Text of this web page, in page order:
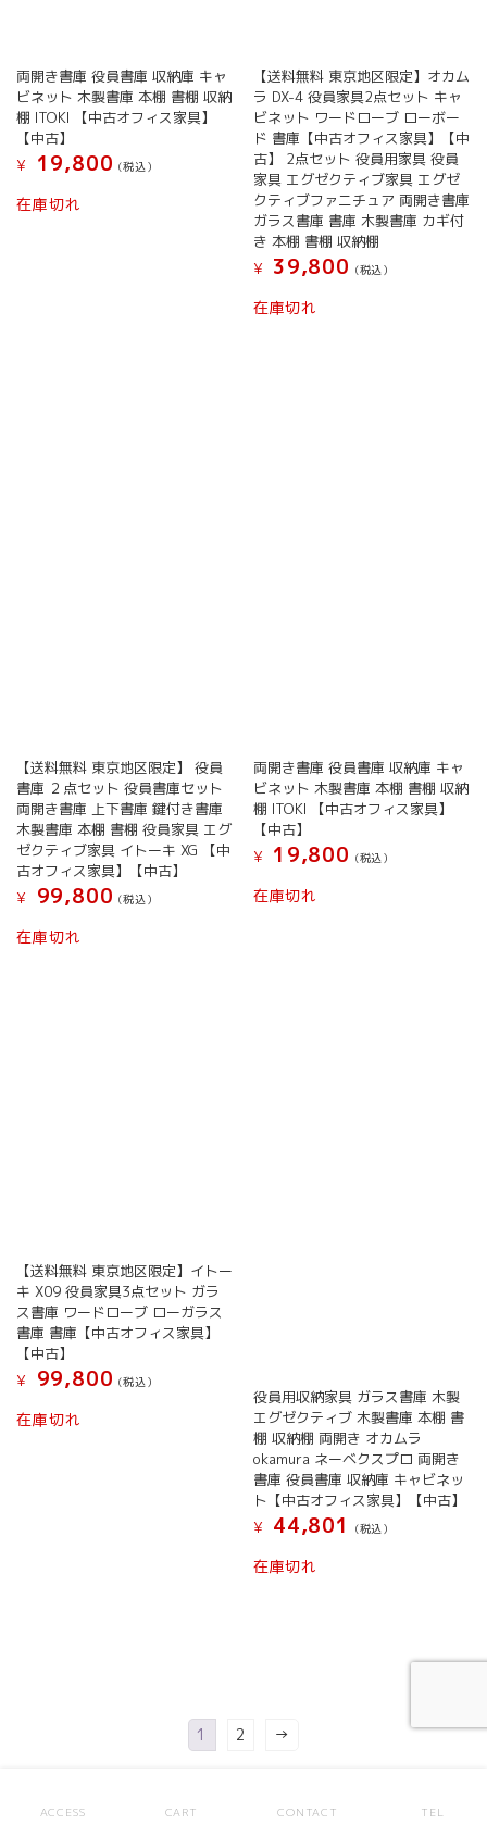
両開き書庫 役員書庫 収納庫 キャ
ビネット 木製書庫 本棚 書棚 収納
棚 ITOKI 【中古オフィス家具】
【中古】
¥
19,800 (税込）
在庫切れ
【送料無料 東京地区限定】オカム
ラ DX-4 役員家具2点セット キャ
ビネット ワードローブ ローボー
ド 書庫【中古オフィス家具】【中
古】 2点セット 役員用家具 役員
家具 エグゼクティブ家具 エグゼ
クティブファニチュア 両開き書庫
ガラス書庫 書庫 木製書庫 カギ付
き 本棚 書棚 収納棚
¥
39,800 (税込）
在庫切れ
【送料無料 東京地区限定】 役員
書庫 ２点セット 役員書庫セット
両開き書庫 上下書庫 鍵付き書庫
木製書庫 本棚 書棚 役員家具 エグ
ゼクティブ家具 イトーキ XG 【中
古オフィス家具】【中古】
¥
99,800 (税込）
在庫切れ
両開き書庫 役員書庫 収納庫 キャ
ビネット 木製書庫 本棚 書棚 収納
棚 ITOKI 【中古オフィス家具】
【中古】
¥
19,800 (税込）
在庫切れ
【送料無料 東京地区限定】イトー
キ X09 役員家具3点セット ガラ
ス書庫 ワードローブ ローガラス
書庫 書庫【中古オフィス家具】
【中古】
¥
99,800 (税込）
在庫切れ
役員用収納家具 ガラス書庫 木製
エグゼクティブ 木製書庫 本棚 書
棚 収納棚 両開き オカムラ
okamura ネーベクスプロ 両開き
書庫 役員書庫 収納庫 キャビネッ
ト【中古オフィス家具】【中古】
¥
44,801 (税込）
在庫切れ
1 2 →
ACCESS CART CONTACT TEL